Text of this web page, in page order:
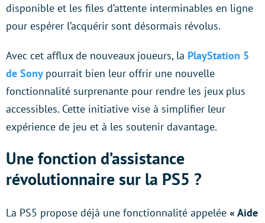
disponible et les files d’attente interminables en ligne
pour espérer l’acquérir sont désormais révolus.
Avec cet afflux de nouveaux joueurs, la PlayStation 5
de Sony pourrait bien leur offrir une nouvelle
fonctionnalité surprenante pour rendre les jeux plus
accessibles. Cette initiative vise à simplifier leur
expérience de jeu et à les soutenir davantage.
Une fonction d’assistance
révolutionnaire sur la PS5 ?
La PS5 propose déjà une fonctionnalité appelée « Aide